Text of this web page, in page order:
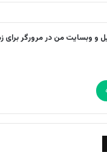
و وبسایت من در مرورگر برای